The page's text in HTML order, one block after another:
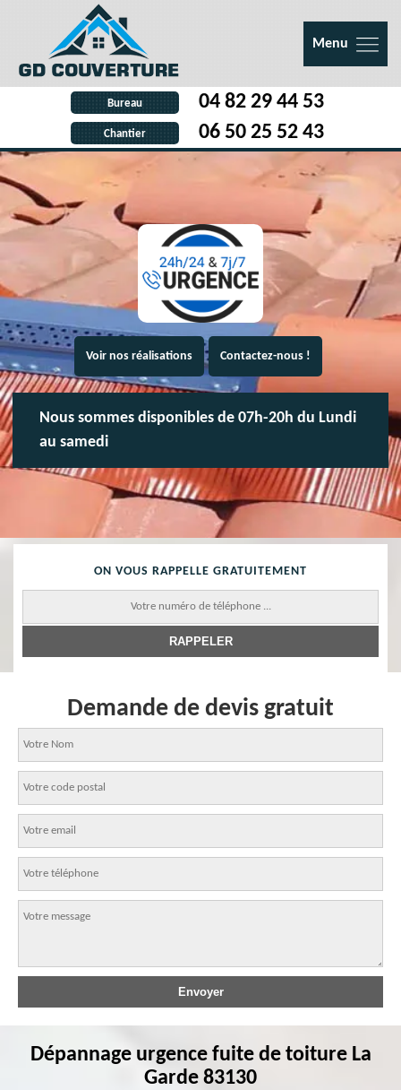
Menu
Bureau 04 82 29 44 53
Chantier 06 50 25 52 43
Voir nos réalisations Contactez-nous !
Nous sommes disponibles de 07h-20h du Lundi
au samedi
ON VOUS RAPPELLE GRATUITEMENT
Demande de devis gratuit
Dépannage urgence fuite de toiture La
Garde 83130